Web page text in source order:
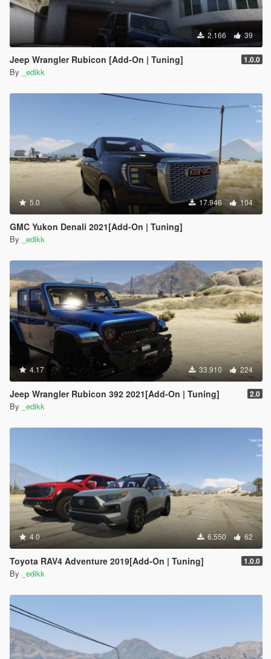
2.166 39
Jeep Wrangler Rubicon [Add-On | Tuning] 1.0.0
By _edikk
5.0 17.946 104
GMC Yukon Denali 2021[Add-On | Tuning]
By _edikk
4.17 33.910 224
Jeep Wrangler Rubicon 392 2021[Add-On | Tuning] 2.0
By _edikk
4.0 6.550 62
Toyota RAV4 Adventure 2019[Add-On | Tuning] 1.0.0
By _edikk